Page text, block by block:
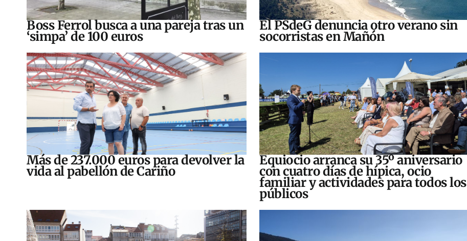
Boss Ferrol busca a una pareja tras un
‘simpa’ de 100 euros
El PSdeG denuncia otro verano sin
socorristas en Mañón
Más de 237.000 euros para devolver la
vida al pabellón de Cariño
Equiocio arranca su 35º aniversario
con cuatro días de hípica, ocio
familiar y actividades para todos los
públicos